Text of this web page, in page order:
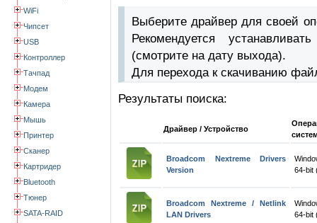
WiFi
Чипсет
USB
Контроллер
Тачпад
Модем
Камера
Мышь
Принтер
Сканер
Картридер
Bluetooth
Тюнер
SATA-RAID
Выберите драйвер для своей
Рекомендуется
(смотрите на дату выхода).
Для перехода к скачиванию
Результаты поиска:
Драйвер / Устройство
Broadcom Nextreme Drivers
Version
64-bit
Broadcom Nextreme / Netlink
LAN Drivers
64-bit